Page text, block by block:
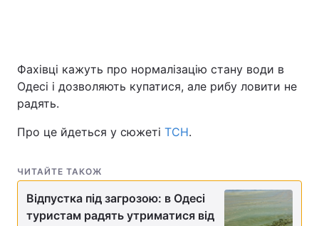
Фахівці кажуть про нормалізацію стану води в
Одесі і дозволяють купатися, але рибу ловити не
радять.
Про це йдеться у сюжеті ТСН.
ЧИТАЙТЕ ТАКОЖ
Відпустка під загрозою: в Одесі
туристам радять утриматися від